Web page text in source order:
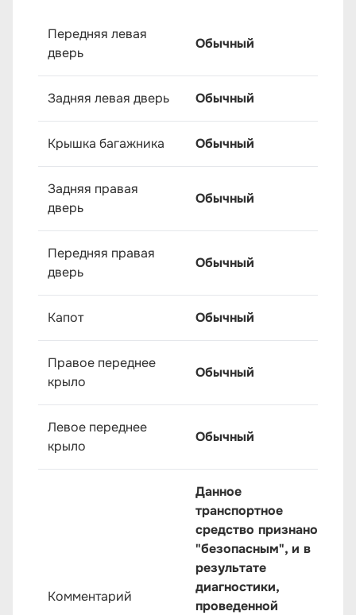
Передняя левая
дверь
Обычный
Задняя левая дверь Обычный
Крышка багажника Обычный
Задняя правая
дверь
Обычный
Передняя правая
дверь
Обычный
Капот Обычный
Правое переднее
крыло
Обычный
Левое переднее
крыло
Обычный
Комментарий
Данное
транспортное
средство признано
"безопасным", и в
результате
диагностики,
проведенной